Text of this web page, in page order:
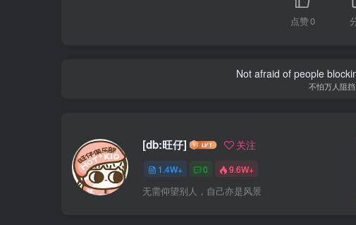
点赞0
Not afraid of people
不怕万人阻
[db:旺仔] 关注
1.4W+ 0 9.6W+
无需仰望别人，自己亦是风景